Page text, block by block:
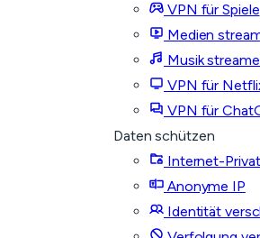
VPN für Spiele
Medien
Musik
VPN für
VPN für
Daten schützen
Internet-
Anonyme IP
Identität